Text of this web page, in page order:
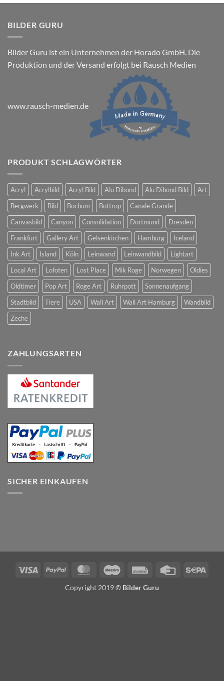
BILDER GURU
Bilder Guru ist ein Unternehmen der Horado GmbH. Die
Produktion und der Versand erfolgt bei Rausch Medien
www.rausch-medien.de
PRODUKT SCHLAGWÖRTER
Acryl Acrylbild Acryl Bild Alu Dibond Alu Dibond Bild
Art
Bergwerk
Bild Bochum Bottrop
Canale Grande
Canvasbild
Canyon Consolidation Dortmund
Dresden
Frankfurt
Gallery Art Gelsenkirchen Hamburg
Iceland
Ink Art
Island Köln Leinwand Leinwandbild
Lightart
Local Art
Lofoten Lost Place Mik Roge Norwegen
Oldies
Oldtimer
Pop Art Roge Art Ruhrpott
Sonnenaufgang
Stadtbild
Tiere USA Wall Art Wall Art Hamburg
Wandbild
Zeche
ZAHLUNGSARTEN
SICHER EINKAUFEN
Visa PayPal MasterCardMaestro Rechung
Credit
Copyright 2019 © Bilder Guru